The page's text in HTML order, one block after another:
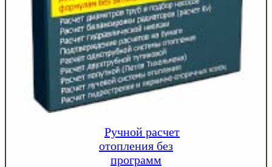
Ручной расчет
отопления без
программ